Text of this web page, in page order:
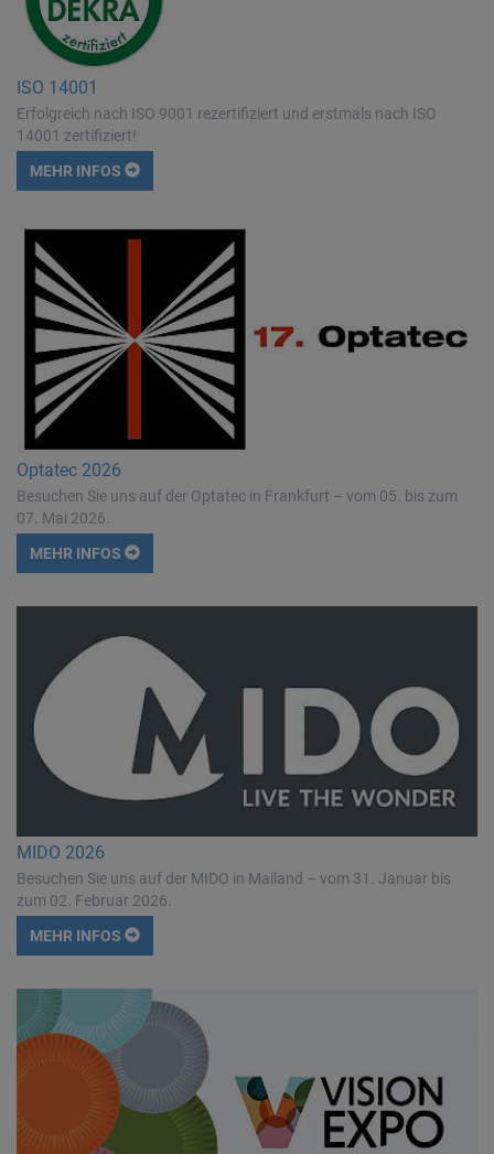
ISO 14001
Erfolgreich nach ISO 9001 rezertifiziert und erstmals nach ISO
14001 zertifiziert!
MEHR INFOS
Optatec 2026
Besuchen Sie uns auf der Optatec in Frankfurt – vom 05. bis zum
07. Mai 2026.
MEHR INFOS
MIDO 2026
Besuchen Sie uns auf der MIDO in Mailand – vom 31. Januar bis
zum 02. Februar 2026.
MEHR INFOS